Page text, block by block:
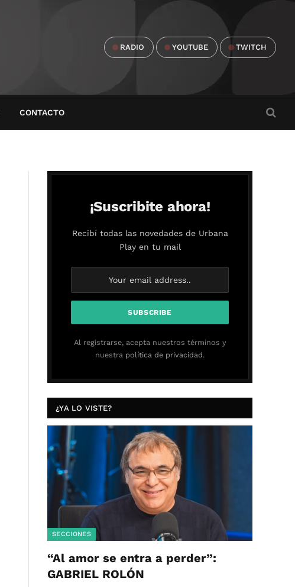
RADIO YOUTUBE TWITCH
CONTACTO
¡Suscribite ahora!
Recibí todas las novedades de Urbana
Play en tu mail
Al registrarse, acepta nuestros términos y
nuestra política de privacidad.
¿YA LO VISTE?
SECCIONES
“Al amor se entra a perder”:
GABRIEL ROLÓN